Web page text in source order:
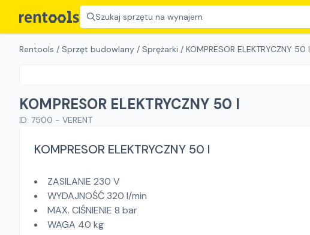
Szukaj sprzętu na wynajem
Rentools / Sprzęt budowlany / Sprężarki / KOMPRESOR ELEKTRYCZNY 50 l
KOMPRESOR ELEKTRYCZNY 50 l
ID: 7500 - VERENT
KOMPRESOR ELEKTRYCZNY 50 l
ZASILANIE 230 V
WYDAJNOŚĆ 320 l/min
MAX. CIŚNIENIE 8 bar
WAGA 40 kg